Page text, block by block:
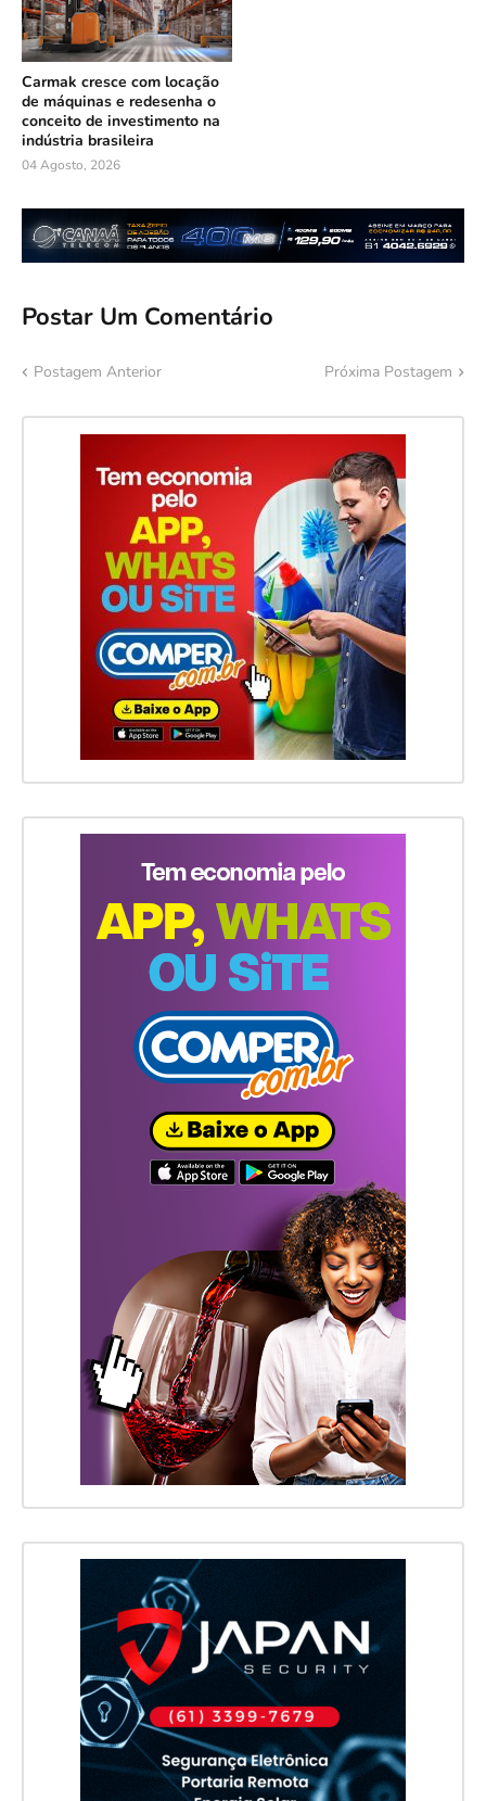
Carmak cresce com locação
de máquinas e redesenha o
conceito de investimento na
indústria brasileira
04 Agosto, 2026
Postar Um Comentário
Postagem Anterior Próxima Postagem